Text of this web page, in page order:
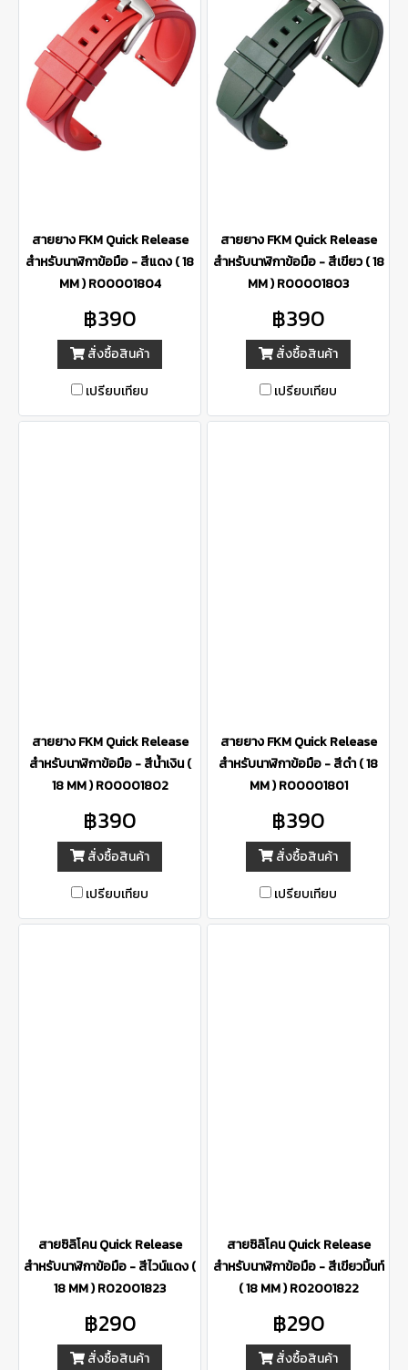
สายยาง FKM Quick Release
สำหรับนาฬิกาข้อมือ - สีแดง ( 18
MM ) R00001804
฿390
สั่งซื้อสินค้า
เปรียบเทียบ
สายยาง FKM Quick Release
สำหรับนาฬิกาข้อมือ - สีเขียว ( 18
MM ) R00001803
฿390
สั่งซื้อสินค้า
เปรียบเทียบ
สายยาง FKM Quick Release
สำหรับนาฬิกาข้อมือ - สีน้ำเงิน (
18 MM ) R00001802
฿390
สั่งซื้อสินค้า
เปรียบเทียบ
สายยาง FKM Quick Release
สำหรับนาฬิกาข้อมือ - สีดำ ( 18
MM ) R00001801
฿390
สั่งซื้อสินค้า
เปรียบเทียบ
สายซิลิโคน Quick Release
สำหรับนาฬิกาข้อมือ - สีไวน์แดง (
18 MM ) R02001823
฿290
สั่งซื้อสินค้า
สายซิลิโคน Quick Release
สำหรับนาฬิกาข้อมือ - สีเขียวมิ้นท์
( 18 MM ) R02001822
฿290
สั่งซื้อสินค้า